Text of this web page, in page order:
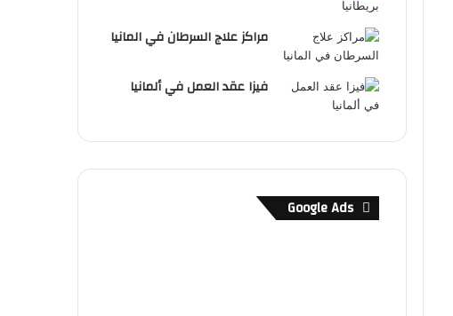
مراكز علاج السرطان في المانيا
فيزا عقد العمل في ألمانيا
Google Ads